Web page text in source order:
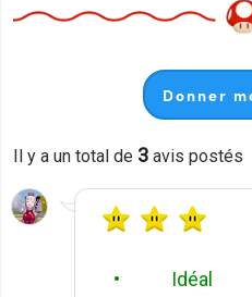
Donner
Il y a un total de 3 avis postés
• Idéal